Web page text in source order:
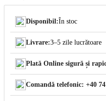
Disponibil:În stoc
Livrare:3–5 zile lucrătoare
Plată Online sigură și
Comandă telefonic: +40